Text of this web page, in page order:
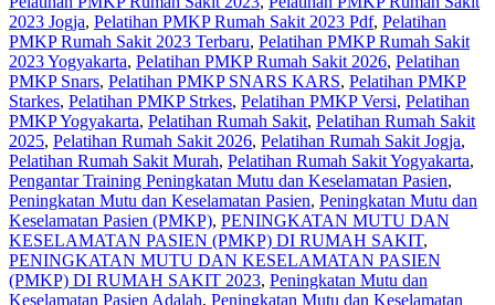
2023 Jogja, Pelatihan PMKP Rumah Sakit 2023 Pdf, Pelatihan
PMKP Rumah Sakit 2023 Terbaru, Pelatihan PMKP Rumah Sakit
2023 Yogyakarta, Pelatihan PMKP Rumah Sakit 2026, Pelatihan
PMKP Snars, Pelatihan PMKP SNARS KARS, Pelatihan PMKP
Starkes, Pelatihan PMKP Strkes, Pelatihan PMKP Versi, Pelatihan
PMKP Yogyakarta, Pelatihan Rumah Sakit‎, Pelatihan Rumah Sakit
2025, Pelatihan Rumah Sakit 2026, Pelatihan Rumah Sakit Jogja,
Pelatihan Rumah Sakit Murah, Pelatihan Rumah Sakit Yogyakarta,
Pengantar Training Peningkatan Mutu dan Keselamatan Pasien,
Peningkatan Mutu dan Keselamatan Pasien, Peningkatan Mutu dan
Keselamatan Pasien (PMKP), PENINGKATAN MUTU DAN
KESELAMATAN PASIEN (PMKP) DI RUMAH SAKIT,
PENINGKATAN MUTU DAN KESELAMATAN PASIEN
(PMKP) DI RUMAH SAKIT 2023, Peningkatan Mutu dan
Keselamatan Pasien Adalah, Peningkatan Mutu dan Keselamatan